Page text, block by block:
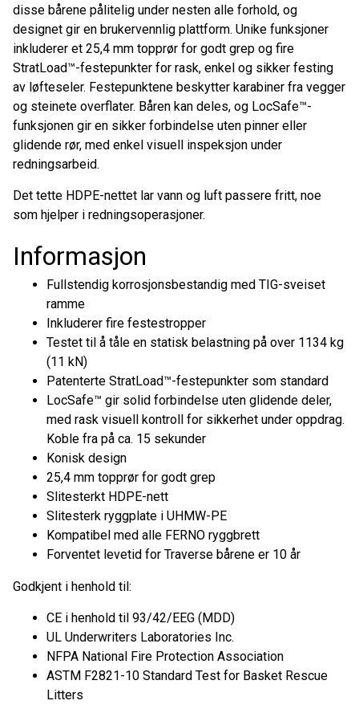
disse bårene pålitelig under nesten alle forhold, og
designet gir en brukervennlig plattform. Unike funksjoner
inkluderer et 25,4 mm topprør for godt grep og fire
StratLoad™-festepunkter for rask, enkel og sikker festing
av løfteseler. Festepunktene beskytter karabiner fra vegger
og steinete overflater. Båren kan deles, og LocSafe™-
funksjonen gir en sikker forbindelse uten pinner eller
glidende rør, med enkel visuell inspeksjon under
redningsarbeid.
Det tette HDPE-nettet lar vann og luft passere fritt, noe
som hjelper i redningsoperasjoner.
Informasjon
Fullstendig korrosjonsbestandig med TIG-sveiset
ramme
Inkluderer fire festestropper
Testet til å tåle en statisk belastning på over 1134 kg
(11 kN)
Patenterte StratLoad™-festepunkter som standard
LocSafe™ gir solid forbindelse uten glidende deler,
med rask visuell kontroll for sikkerhet under oppdrag.
Koble fra på ca. 15 sekunder
Konisk design
25,4 mm topprør for godt grep
Slitesterkt HDPE-nett
Slitesterk ryggplate i UHMW-PE
Kompatibel med alle FERNO ryggbrett
Forventet levetid for Traverse bårene er 10 år
Godkjent i henhold til:
CE i henhold til 93/42/EEG (MDD)
UL Underwriters Laboratories Inc.
NFPA National Fire Protection Association
ASTM F2821-10 Standard Test for Basket Rescue
Litters